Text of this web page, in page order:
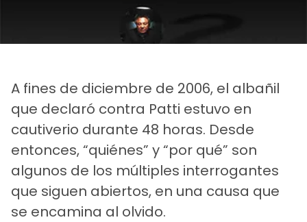
A fines de diciembre de 2006, el albañil
que declaró contra Patti estuvo en
cautiverio durante 48 horas. Desde
entonces, “quiénes” y “por qué” son
algunos de los múltiples interrogantes
que siguen abiertos, en una causa que
se encamina al olvido.